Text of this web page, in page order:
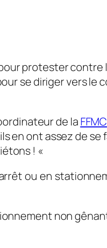
protester contre
se diriger vers le
de laFFMC
en ont assez de se
! «
ou en
non